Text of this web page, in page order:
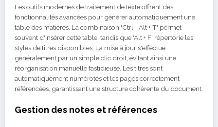
Les outils modernes de traitement de texte offrent des
fonctionnalités avancées pour générer automatiquement une
table des matières. La combinaison 'Ctrl + Alt + T' permet
souvent d'insérer cette table, tandis que 'Alt + F' répertorie les
styles de titres disponibles. La mise à jour s'effectue
généralement par un simple clic droit, évitant ainsi une
réorganisation manuelle fastidieuse. Les titres sont
automatiquement numérotés et les pages correctement
référencées, garantissant une structure cohérente du document.
Gestion des notes et références